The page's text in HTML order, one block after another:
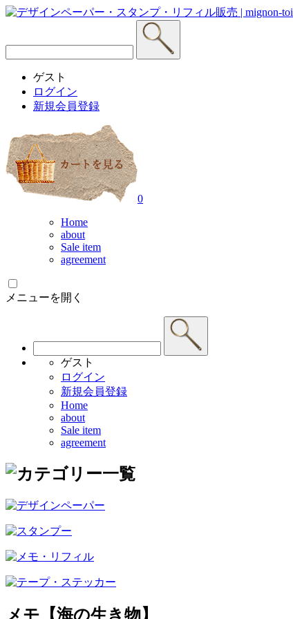
ゲスト
ログイン
新規会員登録
0
Home
about
Sale item
agreement
メニューを開く
ゲスト
ログイン
新規会員登録
Home
about
Sale item
agreement
メモ【海の生き物】